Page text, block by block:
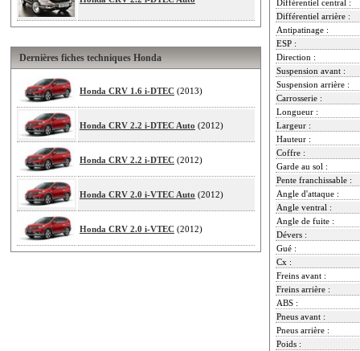
Dernières fiches techniques Honda
Honda CRV 1.6 i-DTEC (2013)
Honda CRV 2.2 i-DTEC Auto (2012)
Honda CRV 2.2 i-DTEC (2012)
Honda CRV 2.0 i-VTEC Auto (2012)
Honda CRV 2.0 i-VTEC (2012)
Différentiel central :
Différentiel arrière :
Antipatinage :
ESP :
Direction :
Suspension avant :
Suspension arrière :
Carrosserie :
Longueur :
Largeur :
Hauteur :
Coffre :
Garde au sol :
Pente franchissable :
Angle d'attaque :
Angle ventral :
Angle de fuite :
Dévers :
Gué :
Cx :
Freins avant :
Freins arrière :
ABS :
Pneus avant :
Pneus arrière :
Poids :